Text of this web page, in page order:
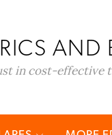
AND
in cost-effective